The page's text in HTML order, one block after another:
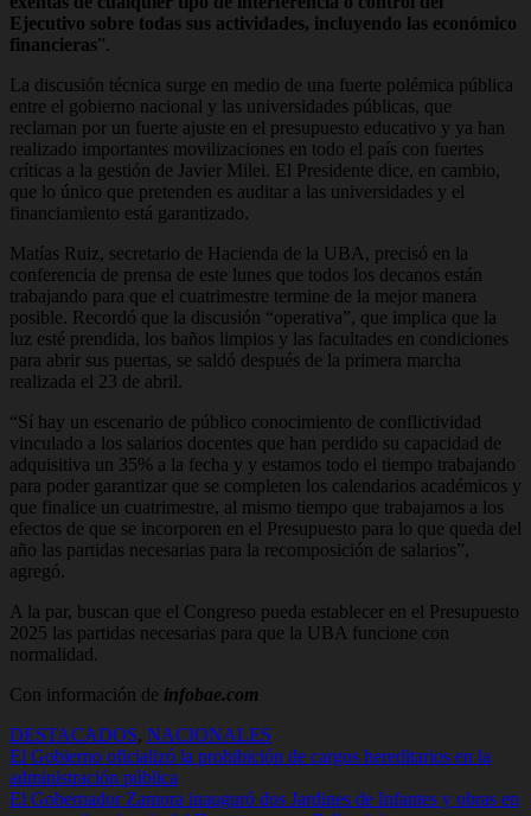
Ejecutivo sobre todas sus actividades, incluyendo las económico
financieras”.
La discusión técnica surge en medio de una fuerte polémica pública
entre el gobierno nacional y las universidades públicas, que
reclaman por un fuerte ajuste en el presupuesto educativo y ya han
realizado importantes movilizaciones en todo el país con fuertes
críticas a la gestión de Javier Milei. El Presidente dice, en cambio,
que lo único que pretenden es auditar a las universidades y el
financiamiento está garantizado.
Matías Ruiz, secretario de Hacienda de la UBA, precisó en la
conferencia de prensa de este lunes que todos los decanos están
trabajando para que el cuatrimestre termine de la mejor manera
posible. Recordó que la discusión “operativa”, que implica que la
luz esté prendida, los baños limpios y las facultades en condiciones
para abrir sus puertas, se saldó después de la primera marcha
realizada el 23 de abril.
“Sí hay un escenario de público conocimiento de conflictividad
vinculado a los salarios docentes que han perdido su capacidad de
adquisitiva un 35% a la fecha y y estamos todo el tiempo trabajando
para poder garantizar que se completen los calendarios académicos y
que finalice un cuatrimestre, al mismo tiempo que trabajamos a los
efectos de que se incorporen en el Presupuesto para lo que queda del
año las partidas necesarias para la recomposición de salarios”,
agregó.
A la par, buscan que el Congreso pueda establecer en el Presupuesto
2025 las partidas necesarias para que la UBA funcione con
normalidad.
Con información de infobae.com
DESTACADOS, NACIONALES
Navegación
de
El Gobierno oficializó la prohibición de cargos hereditarios en la
administración pública
El Gobernador Zamora inauguró dos Jardines de Infantes y obras en